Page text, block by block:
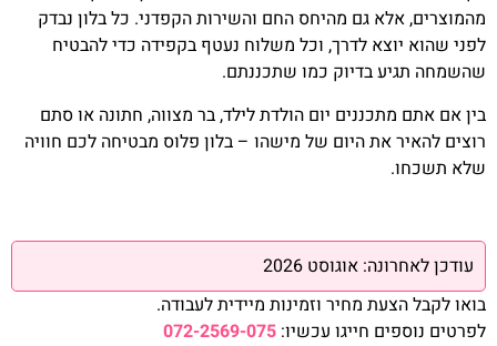
מהמוצרים, אלא גם מהיחס החם והשירות הקפדני. כל בלון נבדק
לפני שהוא יוצא לדרך, וכל משלוח נעטף בקפידה כדי להבטיח
שהשמחה תגיע בדיוק כמו שתכננתם.
בין אם אתם מתכננים יום הולדת לילד, בר מצווה, חתונה או סתם
רוצים להאיר את היום של מישהו – בלון פלוס מבטיחה לכם חוויה
שלא תשכחו.
עודכן לאחרונה: אוגוסט 2026
בואו לקבל הצעת מחיר וזמינות מיידית לעבודה.
לפרטים נוספים חייגו עכשיו: 072-2569-075